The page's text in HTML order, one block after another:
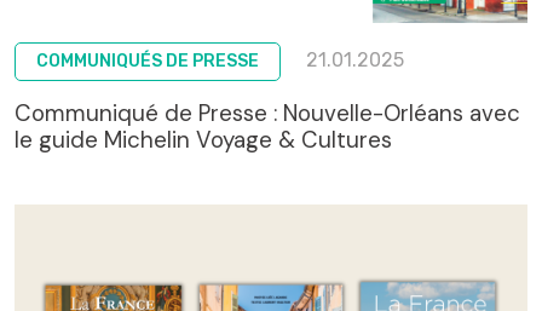
COMMUNIQUÉS DE PRESSE 21.01.2025
Communiqué de Presse : Nouvelle-Orléans avec
le guide Michelin Voyage & Cultures